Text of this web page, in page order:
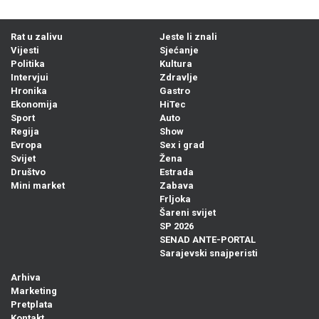
Rat u zalivu
Vijesti
Politika
Intervjui
Hronika
Ekonomija
Sport
Regija
Evropa
Svijet
Društvo
Mini market
Jeste li znali
Sjećanje
Kultura
Zdravlje
Gastro
HiTec
Auto
Show
Sex i grad
Žena
Estrada
Zabava
Frljoka
Šareni svijet
SP 2026
SENAD ANTE-PORTAL
Sarajevski snajperisti
Arhiva
Marketing
Pretplata